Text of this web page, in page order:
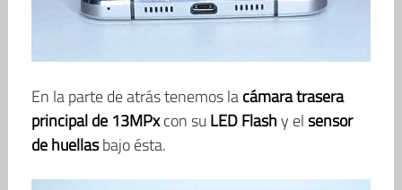
En la parte de atrás tenemos lacámara trasera
principal de 13MPxcon su LED Flashy elsensor
de huellasbajo ésta.